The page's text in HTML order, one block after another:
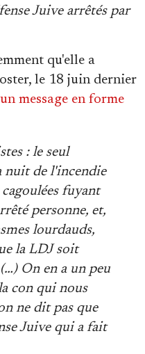
Juive arrêtés par
qu'elle a
le 18 juin dernier
un message en forme
: le seul
nuit de l'incendie
fuyant
personne, et,
lourdauds,
la LDJ soit
On en a un peu
con qui nous
ne dit pas que
Juive qui a fait